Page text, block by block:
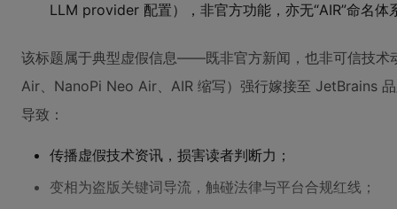
LLM provider 配置），非官方功能，亦无“AIR”命名体
该标题属于典型虚假信息——既非官方新闻，也非可信技术
Air、NanoPi Neo Air、AIR 缩写）强行嫁接至 JetBrains
导致：
传播虚假技术资讯，损害读者判断力；
变相为盗版关键词导流，触碰法律与平台合规红线；